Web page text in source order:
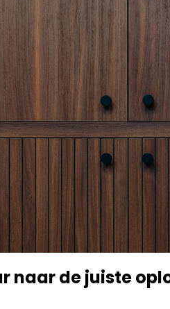
naar de juiste